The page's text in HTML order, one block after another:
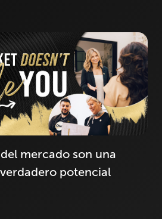
mercado son una
potencial